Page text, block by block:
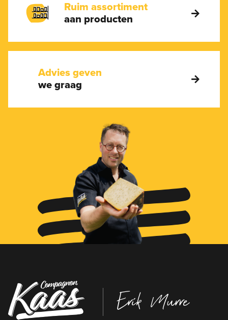
Ruim assortiment
aan producten
Advies geven
we graag
Erik Murre